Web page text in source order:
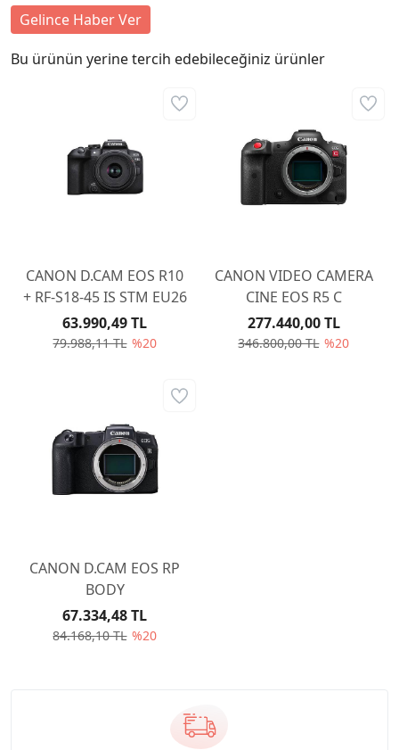
Gelince Haber Ver
Bu ürünün yerine tercih edebileceğiniz ürünler
CANON D.CAM EOS R10
+ RF-S18-45 IS STM EU26
79.988,11 TL %20
63.990,49 TL
CANON VIDEO CAMERA
CINE EOS R5 C
346.800,00 TL %20
277.440,00 TL
CANON D.CAM EOS RP
BODY
84.168,10 TL %20
67.334,48 TL